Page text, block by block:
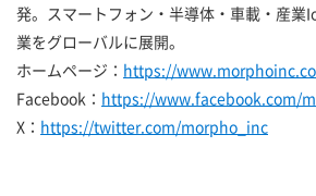
発。スマートフォン・半導体・車載・産業
業をグローバルに展開。
ホームページ： https://
Facebook： https://www.facebook.com/
X： https://twitter.com/morpho_inc